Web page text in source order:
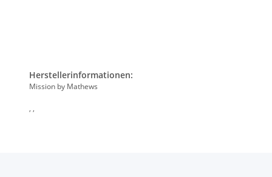
Herstellerinformationen:
Mission by Mathews
, ,